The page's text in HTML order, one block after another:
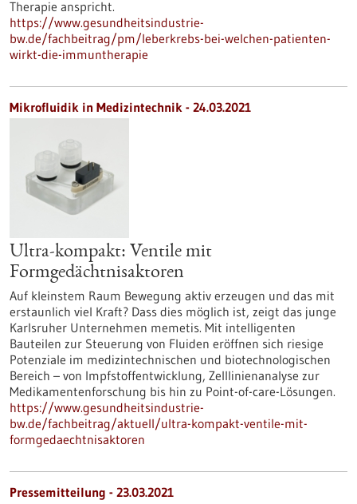
Therapie anspricht.
https://www.gesundheitsindustrie-
bw.de/fachbeitrag/pm/leberkrebs-bei-welchen-patienten-
wirkt-die-immuntherapie
Mikrofluidik in Medizintechnik - 24.03.2021
Ultra-kompakt: Ventile mit
Formgedächtnisaktoren
Auf kleinstem Raum Bewegung aktiv erzeugen und das mit
erstaunlich viel Kraft? Dass dies möglich ist, zeigt das junge
Karlsruher Unternehmen memetis. Mit intelligenten
Bauteilen zur Steuerung von Fluiden eröffnen sich riesige
Potenziale im medizintechnischen und biotechnologischen
Bereich – von Impfstoffentwicklung, Zelllinienanalyse zur
Medikamentenforschung bis hin zu Point-of-care-Lösungen.
https://www.gesundheitsindustrie-
bw.de/fachbeitrag/aktuell/ultra-kompakt-ventile-mit-
formgedaechtnisaktoren
Pressemitteilung - 23.03.2021